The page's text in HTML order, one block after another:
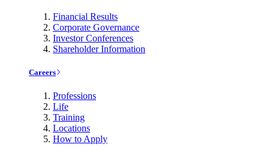
Financial Results
Corporate Governance
Investor Conferences
Shareholder Information
Careers
Professions
Life
Training
Locations
How to Apply